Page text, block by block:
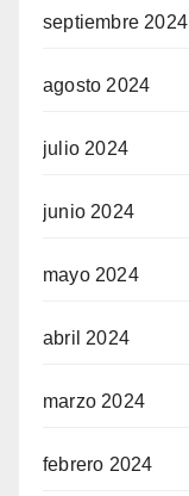
septiembre 2024
agosto 2024
julio 2024
junio 2024
mayo 2024
abril 2024
marzo 2024
febrero 2024